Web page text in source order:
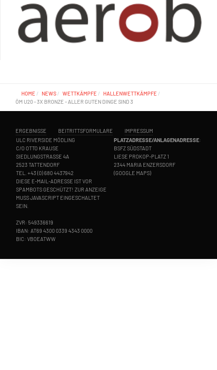
HOME NEWS WETTKÄMPFE
HALLENWETTKÄMPFE
ÖM U20 - 3X BRONZE - ALLER GUTEN DINGE SIND 3
ERGEBNISSE BEITRITTSFORMULARE
IMPRESSUM
ULC RIVERSIDE MÖDLING
C/O OTTO KRAUSE
SIEDLUNGSTRASSE 4A
2523 TATTENDORF
TEL. +43 (0) 680 4437942
DIESE E-MAIL-ADRESSE IST VOR
SPAMBOTS GESCHÜTZT! ZUR ANZEIGE
MUSS JAVASCRIPT EINGESCHALTET
SEIN.
ZVR: 549336619
IBAN: AT69 4300 0339 4343 0000
BIC: VBOEATWW
PLATZADRESSE/ANLAGENADRESSE:
BSFZ SÜDSTADT
LIESE PROKOP-PLATZ 1
2344 MARIA ENZERSDORF
(GOOGLE MAPS)